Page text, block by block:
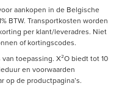
aankopen in de Belgische
BTW. Transportkosten worden
per klant/leveradres. Niet
of kortingscodes.
toepassing. X²O biedt tot 10
en voorwaarden
op de productpagina’s.